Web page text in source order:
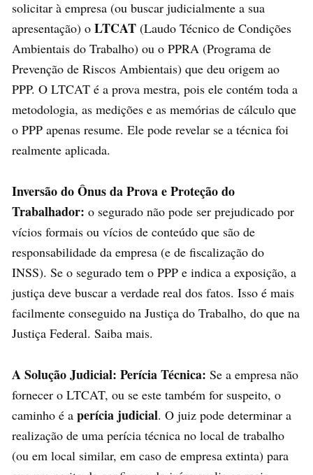
solicitar à empresa (ou buscar judicialmente a sua
apresentação) o LTCAT (Laudo Técnico de Condições
Ambientais do Trabalho) ou o PPRA (Programa de
Prevenção de Riscos Ambientais) que deu origem ao
PPP. O LTCAT é a prova mestra, pois ele contém toda a
metodologia, as medições e as memórias de cálculo que
o PPP apenas resume. Ele pode revelar se a técnica foi
realmente aplicada.
Inversão do Ônus da Prova e Proteção do
Trabalhador: o segurado não pode ser prejudicado por
vícios formais ou vícios de conteúdo que são de
responsabilidade da empresa (e de fiscalização do
INSS). Se o segurado tem o PPP e indica a exposição, a
justiça deve buscar a verdade real dos fatos. Isso é mais
facilmente conseguido na Justiça do Trabalho, do que na
Justiça Federal. Saiba mais.
A Solução Judicial: Perícia Técnica: Se a empresa não
fornecer o LTCAT, ou se este também for suspeito, o
caminho é a perícia judicial. O juiz pode determinar a
realização de uma perícia técnica no local de trabalho
(ou em local similar, em caso de empresa extinta) para